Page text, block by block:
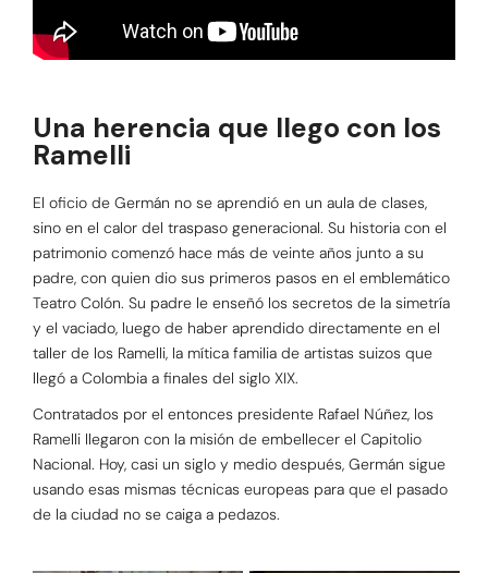
Una herencia que llego con los
Ramelli
El oficio de Germán no se aprendió en un aula de clases,
sino en el calor del traspaso generacional. Su historia con el
patrimonio comenzó hace más de veinte años junto a su
padre, con quien dio sus primeros pasos en el emblemático
Teatro Colón. Su padre le enseñó los secretos de la simetría
y el vaciado, luego de haber aprendido directamente en el
taller de los Ramelli, la mítica familia de artistas suizos que
llegó a Colombia a finales del siglo XIX.
Contratados por el entonces presidente Rafael Núñez, los
Ramelli llegaron con la misión de embellecer el Capitolio
Nacional. Hoy, casi un siglo y medio después, Germán sigue
usando esas mismas técnicas europeas para que el pasado
de la ciudad no se caiga a pedazos.